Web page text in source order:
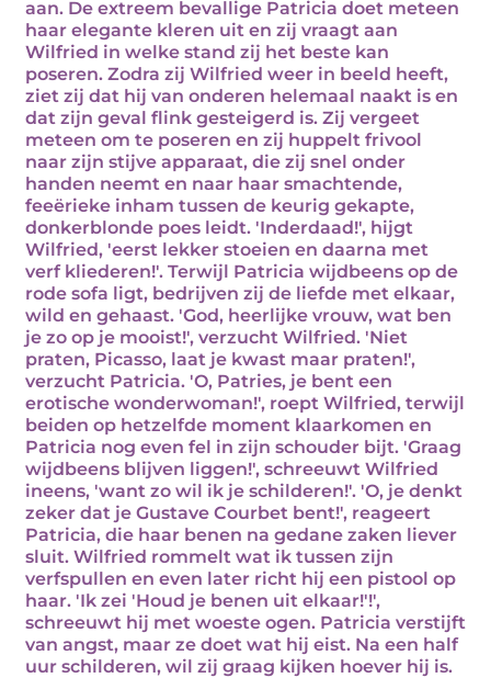
aan. De extreem bevallige Patricia doet meteen
haar elegante kleren uit en zij vraagt aan
Wilfried in welke stand zij het beste kan
poseren. Zodra zij Wilfried weer in beeld heeft,
ziet zij dat hij van onderen helemaal naakt is en
dat zijn geval flink gesteigerd is. Zij vergeet
meteen om te poseren en zij huppelt frivool
naar zijn stijve apparaat, die zij snel onder
handen neemt en naar haar smachtende,
feeërieke inham tussen de keurig gekapte,
donkerblonde poes leidt. 'Inderdaad!', hijgt
Wilfried, 'eerst lekker stoeien en daarna met
verf kliederen!'. Terwijl Patricia wijdbeens op de
rode sofa ligt, bedrijven zij de liefde met elkaar,
wild en gehaast. 'God, heerlijke vrouw, wat ben
je zo op je mooist!', verzucht Wilfried. 'Niet
praten, Picasso, laat je kwast maar praten!',
verzucht Patricia. 'O, Patries, je bent een
erotische wonderwoman!', roept Wilfried, terwijl
beiden op hetzelfde moment klaarkomen en
Patricia nog even fel in zijn schouder bijt. 'Graag
wijdbeens blijven liggen!', schreeuwt Wilfried
ineens, 'want zo wil ik je schilderen!'. 'O, je denkt
zeker dat je Gustave Courbet bent!', reageert
Patricia, die haar benen na gedane zaken liever
sluit. Wilfried rommelt wat ik tussen zijn
verfspullen en even later richt hij een pistool op
haar. 'Ik zei 'Houd je benen uit elkaar!'!',
schreeuwt hij met woeste ogen. Patricia verstijft
van angst, maar ze doet wat hij eist. Na een half
uur schilderen, wil zij graag kijken hoever hij is.